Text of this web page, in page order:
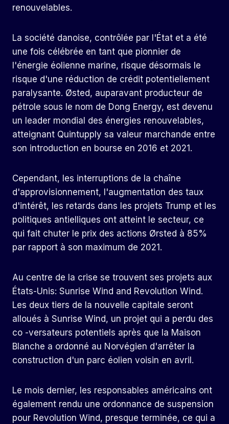
renouvelables.
La société danoise, contrôlée par l'État et a été
une fois célébrée en tant que pionnier de
l'énergie éolienne marine, risque désormais le
risque d'une réduction de crédit potentiellement
paralysante. Østed, auparavant producteur de
pétrole sous le nom de Dong Energy, est devenu
un leader mondial des énergies renouvelables,
atteignant Quintupply sa valeur marchande entre
son introduction en bourse en 2016 et 2021.
Cependant, les interruptions de la chaîne
d'approvisionnement, l'augmentation des taux
d'intérêt, les retards dans les projets Trump et les
politiques antielliques ont atteint le secteur, ce
qui fait chuter le prix des actions Ørsted à 85%
par rapport à son maximum de 2021.
Au centre de la crise se trouvent ses projets aux
États-Unis: Sunrise Wind and Revolution Wind.
Les deux tiers de la nouvelle capitale seront
alloués à Sunrise Wind, un projet qui a perdu des
co -versateurs potentiels après que la Maison
Blanche a ordonné au Norvégien d'arrêter la
construction d'un parc éolien voisin en avril.
Le mois dernier, les responsables américains ont
également rendu une ordonnance de suspension
pour Revolution Wind, presque terminée, ce qui a